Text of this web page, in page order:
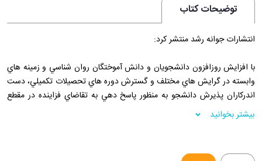
توضیحات کتاب
انتشارات جوانه رشد منتشر کرد:
با افزايش روزافزون دانشجويان و دانش آموختگان روان شناسي و زمينه هاي
وابسته در گرايش هاي مختلف و گسترش دوره هاي تحصيلات تکميلي، دست
اندرکاران پذيرش دانشجو به منظور پاسخ دهي به تقاضاي فزاينده در مقطع
دکتري، آزمون هاي ورودي را به صورت چندگزينه اي (تستي) برگزار کرده اند.
انتشارات رشد در پيگيري رسالت خويش به منظور نشر کتاب هاي فاخر روان
مخاطبان فرهيخته خود که پس از سال ها تلاش وافر، همپاي انتشارات رشد به
بیشتر بخوانید